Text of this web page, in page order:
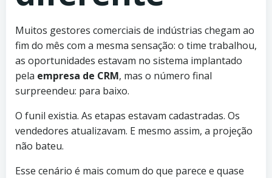
Muitos gestores comerciais de indústrias chegam ao
fim do mês com a mesma sensação: o time trabalhou,
as oportunidades estavam no sistema implantado
pela empresa de CRM, mas o número final
surpreendeu: para baixo.
O funil existia. As etapas estavam cadastradas. Os
vendedores atualizavam. E mesmo assim, a projeção
não bateu.
Esse cenário é mais comum do que parece e quase